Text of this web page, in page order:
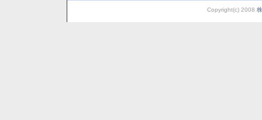
Copyright(c) 2008